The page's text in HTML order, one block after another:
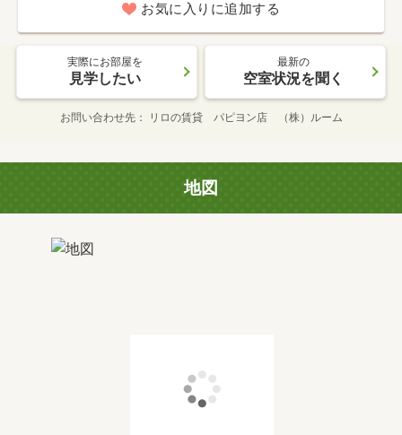
お気に入りに追加する
実際にお部屋を
見学したい
最新の
空室状況を聞く
お問い合わせ先 リロの賃貸 パピヨン店 （株）ルーム
地図